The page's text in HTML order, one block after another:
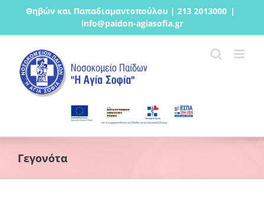
Μετάβαση
περιεχόμενο
Θηβών και Παπαδιαμαντοπούλου | 213 2013000 |
info@paidon-agiasofia.gr
Γεγονότα